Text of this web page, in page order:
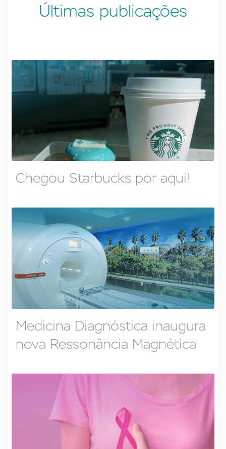
Últimas publicações
Chegou Starbucks por aqui!
Medicina Diagnóstica inaugura
nova Ressonância Magnética